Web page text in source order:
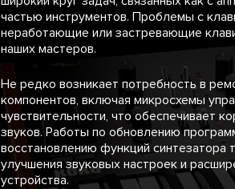
частью инструментов. Проблемы с
неработающие или застревающие
наших мастеров.
Не редко возникает потребность в
компонентов, включая микросхемы
чувствительности, что обеспечивает
звуков. Работы по обновлению
восстановлению функций синтезатора
улучшения звуковых настроек и
устройства.